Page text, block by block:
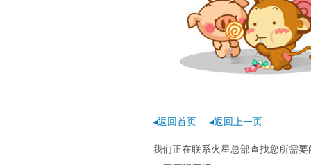
◂返回首页 ◂返回上一页
我们正在联系火星总部查找您所需